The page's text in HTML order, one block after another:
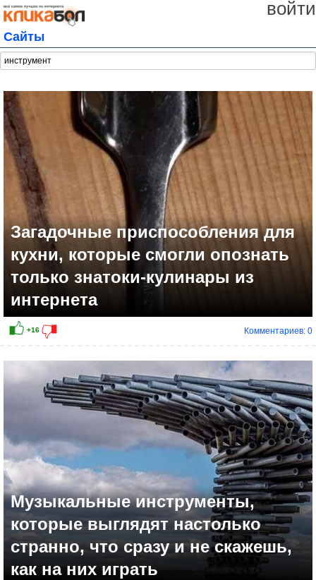
войти
Сайты
Загадочные приспособления для
кухни, которые смогли опознать
только знатоки-кулинары из
интернета
Комментариев: 0
Музыкальные инструменты,
которые выглядят настолько
странно, что сразу и не скажешь,
как на них играть